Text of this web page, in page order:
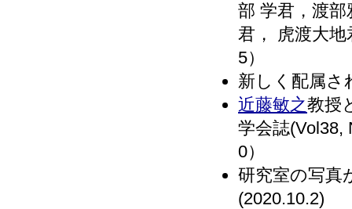
部 学君，渡
君， 虎渡大
5）
新しく配属さ
近藤敏之教授
学会誌(Vol38,
0）
研究室の写真
(2020.10.2)